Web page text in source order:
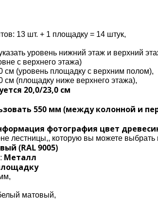
13 шт. + 1 площадку = 14 штук,
уровень нижний этаж и верхний
с верхнего этажа)
см (уровень площадку с верхним полом),
см (площадку ниже верхнего этажа),
20,0/23,0 см
550 мм (между колонной и
фотография цвет
лестницы,, которую вы можете
(RAL 9005)
Металл
матовый,